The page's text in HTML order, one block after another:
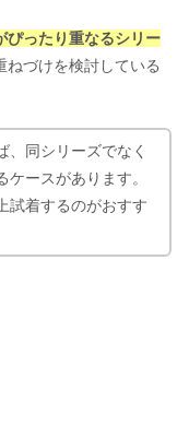
ぴったり重なるシリー
ねづけを検討している
、同シリーズでなく
ースがあります。
試着するのがおすす